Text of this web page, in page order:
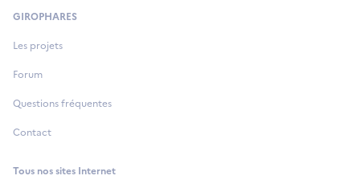
GIROPHARES
Les projets
Forum
Questions fréquentes
Contact
Tous nos sites Internet